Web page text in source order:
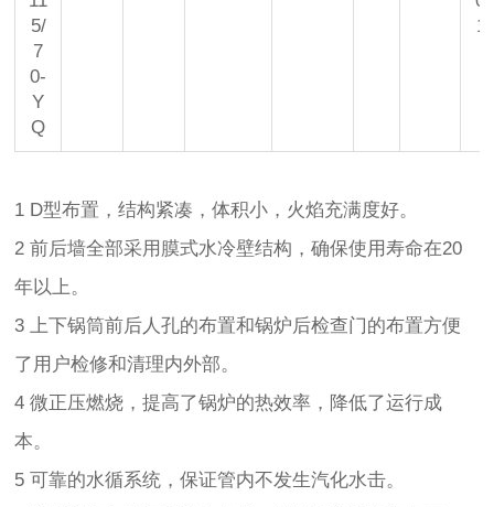
5/
7
0-
Y
Q
1 D型布置，结构紧凑，体积小，火焰充满度好。
2 前后墙全部采用膜式水冷壁结构，确保使用寿命在20
年以上。
3 上下锅筒前后人孔的布置和锅炉后检查门的布置方便
了用户检修和清理内外部。
4 微正压燃烧，提高了锅炉的热效率，降低了运行成
本。
5 可靠的水循系统，保证管内不发生汽化水击。